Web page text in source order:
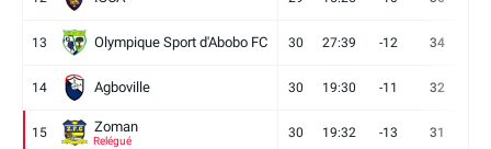
13 Olympique Sport d'Abobo FC 30 27:39 -12 34
14 Agboville 30 19:30 -11 32
15 Zoman
Relégué
30 19:32 -13 31